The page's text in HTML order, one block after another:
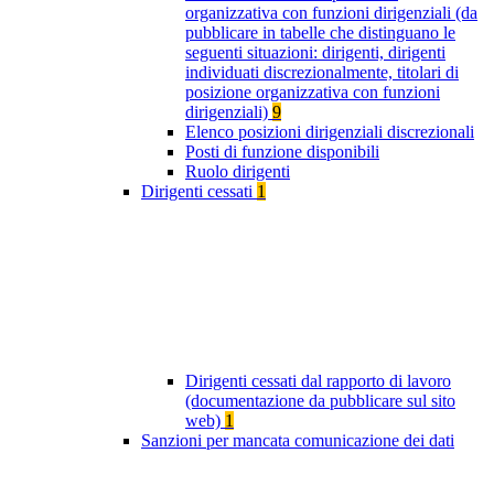
organizzativa con funzioni dirigenziali (da
pubblicare in tabelle che distinguano le
seguenti situazioni: dirigenti, dirigenti
individuati discrezionalmente, titolari di
posizione organizzativa con funzioni
dirigenziali) 9
Elenco posizioni dirigenziali discrezionali
Posti di funzione disponibili
Ruolo dirigenti
Dirigenti cessati 1
Dirigenti cessati dal rapporto di lavoro
(documentazione da pubblicare sul sito
web) 1
Sanzioni per mancata comunicazione dei dati